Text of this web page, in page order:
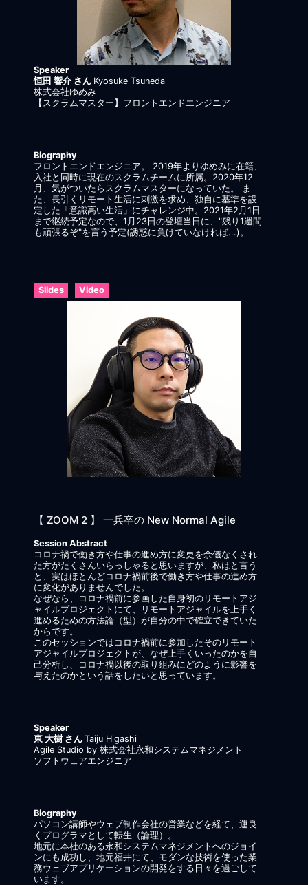
Speaker
恒田 響介 さん Kyosuke Tsuneda
株式会社ゆめみ
【スクラムマスター】フロントエンドエンジニア
Biography
フロントエンドエンジニア。 2019年よりゆめみに在籍、
入社と同時に現在のスクラムチームに所属。2020年12
月、気がついたらスクラムマスターになっていた。 ま
た、長引くリモート生活に刺激を求め、独自に基準を設
定した「意識高い生活」にチャレンジ中。2021年2月1日
まで継続予定なので、1月23日の登壇当日に、"残り1週間
も頑張るぞ"を言う予定(誘惑に負けていなければ...)。
Slides Video
【 ZOOM 2 】 一兵卒の New Normal Agile
Session Abstract
コロナ禍で働き方や仕事の進め方に変更を余儀なくされ
た方がたくさんいらっしゃると思いますが、私はと言う
と、実はほとんどコロナ禍前後で働き方や仕事の進め方
に変化がありませんでした。
なぜなら、コロナ禍前に参画した自身初のリモートアジ
ャイルプロジェクトにて、リモートアジャイルを上手く
進めるための方法論（型）が自分の中で確立できていた
からです。
このセッションではコロナ禍前に参加したそのリモート
アジャイルプロジェクトが、なぜ上手くいったのかを自
己分析し、コロナ禍以後の取り組みにどのように影響を
与えたのかという話をしたいと思っています。
Speaker
東 大樹 さんTaiju Higashi
Agile Studio by 株式会社永和システムマネジメント
ソフトウェアエンジニア
Biography
パソコン講師やウェブ制作会社の営業などを経て、運良
くプログラマとして転生（論理）。
地元に本社のある永和システムマネジメントへのジョイ
ンにも成功し、地元福井にて、モダンな技術を使った業
務ウェブアプリケーションの開発をする日々を過ごして
います。